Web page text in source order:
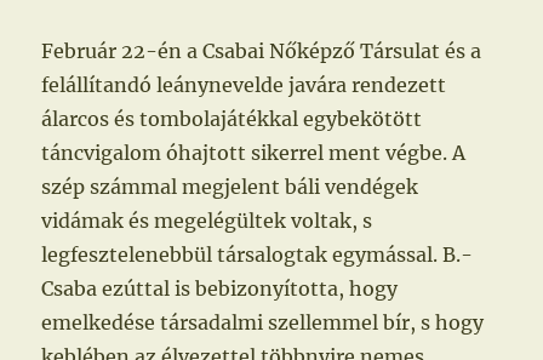
Február 22-én a Csabai Nőképző Társulat és a
felállítandó leánynevelde javára rendezett
álarcos és tombolajátékkal egybekötött
táncvigalom óhajtott sikerrel ment végbe. A
szép számmal megjelent báli vendégek
vidámak és megelégültek voltak, s
legfesztelenebbül társalogtak egymással. B.-
Csaba ezúttal is bebizonyította, hogy
emelkedése társadalmi szellemmel bír, s hogy